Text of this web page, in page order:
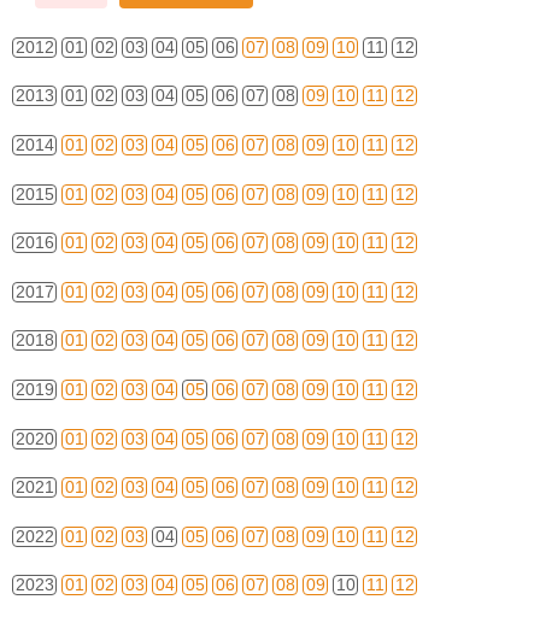
2012 01 02 03 04 05 06 07 08 09 10 11 12
2013 01 02 03 04 05 06 07 08 09 10 11 12
2014 01 02 03 04 05 06 07 08 09 10 11 12
2015 01 02 03 04 05 06 07 08 09 10 11 12
2016 01 02 03 04 05 06 07 08 09 10 11 12
2017 01 02 03 04 05 06 07 08 09 10 11 12
2018 01 02 03 04 05 06 07 08 09 10 11 12
2019 01 02 03 04 05 06 07 08 09 10 11 12
2020 01 02 03 04 05 06 07 08 09 10 11 12
2021 01 02 03 04 05 06 07 08 09 10 11 12
2022 01 02 03 04 05 06 07 08 09 10 11 12
2023 01 02 03 04 05 06 07 08 09 10 11 12